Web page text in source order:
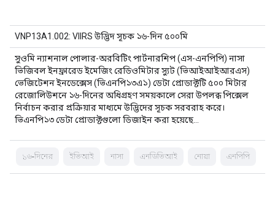
VNP13A1.002: VIIRS উদ্ভিদ সূচক ১৬-দিন ৫০০মি
সুওমি ন্যাশনাল পোলার-অরবিটিং পার্টনারশিপ (এস-এনপিপি) নাসা
ভিজিবল ইনফ্রারেড ইমেজিং রেডিওমিটার স্যুট (ভিআইআইআরএস)
ভেজিটেশন ইনডেক্সেস (ভিএনপি১৩এ১) ডেটা প্রোডাক্টটি ৫০০ মিটার
রেজোলিউশনে ১৬-দিনের অধিগ্রহণ সময়কালে সেরা উপলব্ধ পিক্সেল
নির্বাচন করার প্রক্রিয়ার মাধ্যমে উদ্ভিদের সূচক সরবরাহ করে।
ভিএনপি১৩ ডেটা প্রোডাক্টগুলো ডিজাইন করা হয়েছে…
১৬-দিনের ইভিআই নাসা এনডিভিআই নোয়া এনপিপি